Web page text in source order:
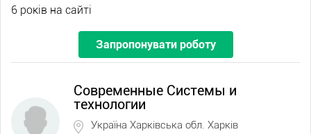
6 років на сайті
Запропонувати роботу
Современные Системы и
технологии
Україна Харківська обл. Харків